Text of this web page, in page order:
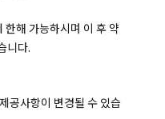
한해 가능하시며 이 후 약
니다.
공사항이 변경될 수 있습